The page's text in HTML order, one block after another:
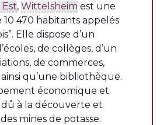
, Wittelsheim est une
470 habitants appelés
Elle dispose d’un
de collèges, d’un
de commerces,
qu’une bibliothèque.
économique et
à la découverte et
mines de potasse.